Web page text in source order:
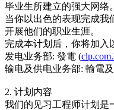
毕业生所建立的强大网络。
当你以出色的表现完成我
开展他们的职业生涯。
完成本计划后，你将加入
发电业务部: 發電 (
输电及供电业务部: 輸電
2. 计划内容
我们的见习工程师计划是